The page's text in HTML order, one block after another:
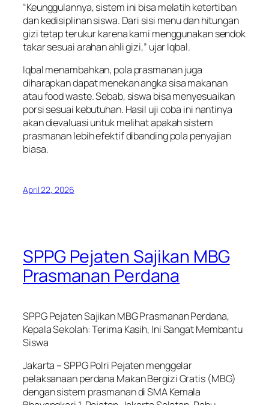
“Keunggulannya, sistem ini bisa melatih ketertiban
dan kedisiplinan siswa. Dari sisi menu dan hitungan
gizi tetap terukur karena kami menggunakan sendok
takar sesuai arahan ahli gizi,” ujar Iqbal.
Iqbal menambahkan, pola prasmanan juga
diharapkan dapat menekan angka sisa makanan
atau food waste. Sebab, siswa bisa menyesuaikan
porsi sesuai kebutuhan. Hasil uji coba ini nantinya
akan dievaluasi untuk melihat apakah sistem
prasmanan lebih efektif dibanding pola penyajian
biasa.
April 22, 2026
SPPG Pejaten Sajikan MBG
Prasmanan Perdana
SPPG Pejaten Sajikan MBG Prasmanan Perdana,
Kepala Sekolah: Terima Kasih, Ini Sangat Membantu
Siswa
Jakarta – SPPG Polri Pejaten menggelar
pelaksanaan perdana Makan Bergizi Gratis (MBG)
dengan sistem prasmanan di SMA Kemala